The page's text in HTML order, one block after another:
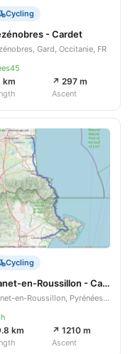
Cycling
- Cardet
Gard, Occitanie, FR
km ↗ 297 m
Ascent
Cycling
Canet-en-Roussillon - Castelló d'Empúries
Canet-en-Roussillon, Pyrénées-Orientales, Occitanie, FR
km ↗ 1210 m
Ascent